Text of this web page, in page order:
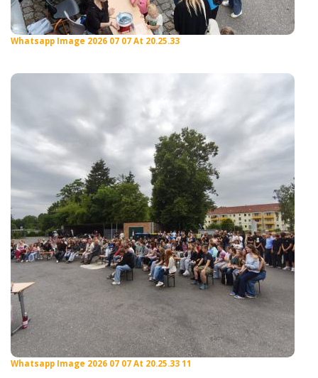
Whatsapp Image 2026 07 07 At 20.25.33
Whatsapp Image 2026 07 07 At 20.25.33 11